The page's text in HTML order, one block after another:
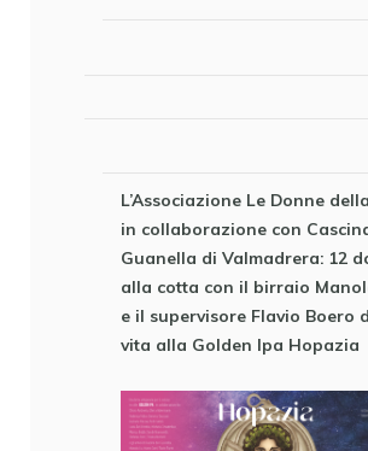
L’Associazione Le Donne
in collaborazione con
Guanella di Valmadrera: 12
alla cotta con il birraio
e il supervisore Flavio Boero
vita alla Golden Ipa Hopazia